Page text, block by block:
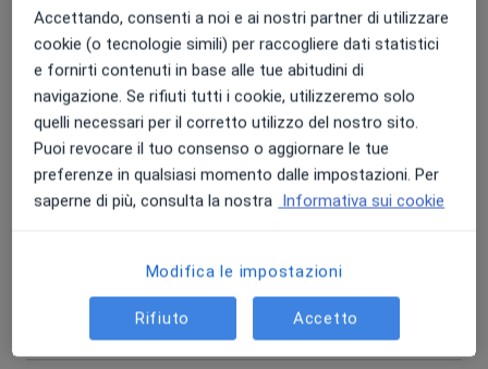
Dermatologo Angri
Dermatologo Anguillara Sabazia
Dermatologo Antegnate
Dermatologo Anzio
Dermatologo Anzola dell'Emilia
Dermatologo Appiano Gentile
Dermatologo Apricena
Accettando, consenti a noi e ai nostri partner di utilizzare
cookie (o tecnologie simili) per raccogliere dati statistici
e fornirti contenuti in base alle tue abitudini di
navigazione. Se rifiuti tutti i cookie, utilizzeremo solo
quelli necessari per il corretto utilizzo del nostro sito.
Puoi revocare il tuo consenso o aggiornare le tue
preferenze in qualsiasi momento dalle impostazioni. Per
saperne di più, consulta la nostra Informativa sui cookie
Modifica le impostazioni
Rifiuto Accetto